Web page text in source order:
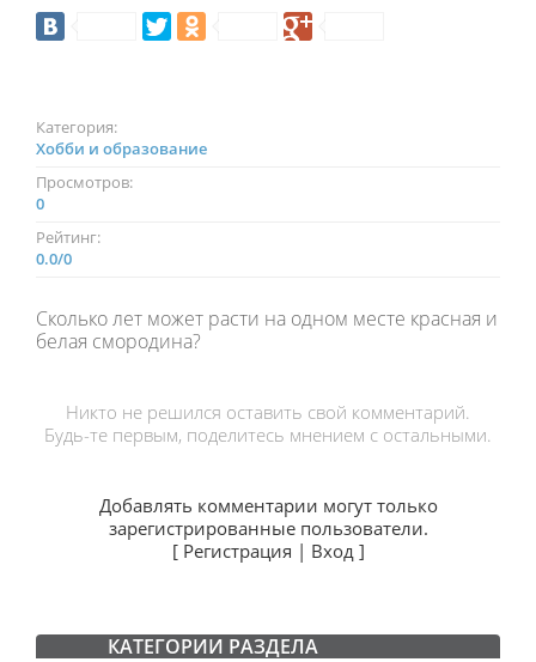
Категория:
Хобби и образование
Просмотров:
0
Рейтинг:
0.0/0
Сколько лет может расти на одном месте красная и
белая смородина?
Никто не решился оставить свой комментарий.
Будь-те первым, поделитесь мнением с остальными.
Добавлять комментарии могут только
зарегистрированные пользователи.
[ Регистрация | Вход]
КАТЕГОРИИ РАЗДЕЛА